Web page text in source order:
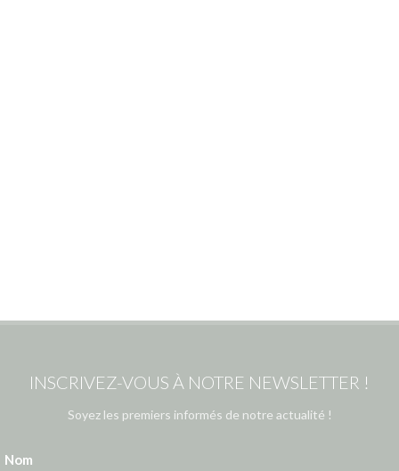
INSCRIVEZ-VOUS À NOTRE NEWSLETTER !
Soyez les premiers informés de notre actualité !
Nom